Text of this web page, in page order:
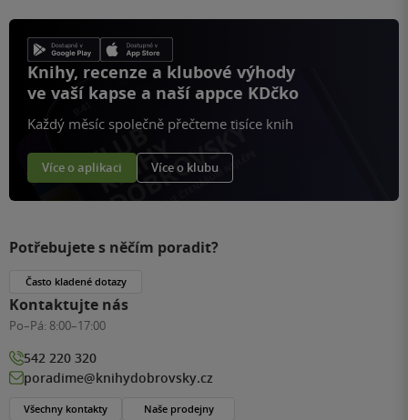
Knihy, recenze a klubové výhody
ve vaší kapse a naší appce KDčko
Každý měsíc společně přečteme tisíce knih
Více o aplikaci Více o klubu
Potřebujete s něčím poradit?
Často kladené dotazy
Kontaktujte nás
Po–Pá: 8:00–17:00
542 220 320
poradime@knihydobrovsky.cz
Všechny kontakty Naše prodejny